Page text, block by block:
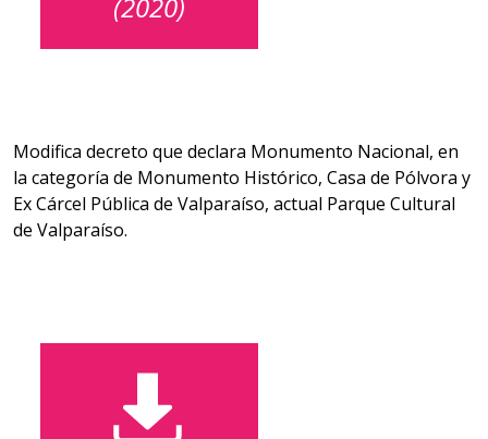
(2020)
Modifica decreto que declara Monumento Nacional, en
la categoría de Monumento Histórico, Casa de Pólvora y
Ex Cárcel Pública de Valparaíso, actual Parque Cultural
de Valparaíso.